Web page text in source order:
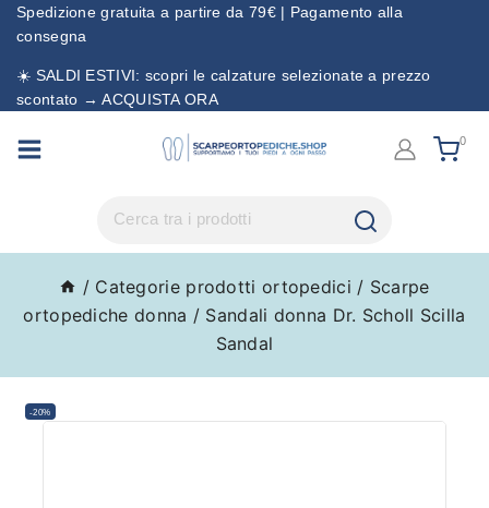
Spedizione gratuita a partire da 79€ | Pagamento alla
consegna
☀️ SALDI ESTIVI: scopri le calzature selezionate a prezzo
scontato → ACQUISTA ORA
0
/ Categorie prodotti ortopedici / Scarpe
ortopediche donna / Sandali donna Dr. Scholl Scilla
Sandal
-20%